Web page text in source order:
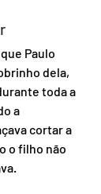
Paulo
dela,
toda a
a
cortar a
o filho não